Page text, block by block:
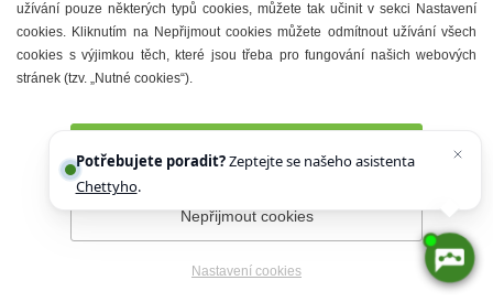
užívání pouze některých typů cookies, můžete tak učinit v sekci Nastavení
cookies. Kliknutím na Nepřijmout cookies můžete odmítnout užívání všech
cookies s výjimkou těch, které jsou třeba pro fungování našich webových
stránek (tzv. „Nutné cookies“).
Nepřijmout cookies
Nastavení cookies
Potřebujete poradit?Zeptejte se našeho asistenta
Chettyho.